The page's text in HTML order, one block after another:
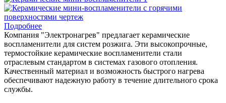
Подробнее
Компания "Электронагрев" предлагает керамические
воспламенители для систем розжига. Эти высокопрочные,
термостойкие керамические воспламенители стали
отраслевым стандартом в системах газового отопления.
Качественный материал и возможность быстрого нагрева
обеспечивают надежную работу в течение длительного срока
службы.